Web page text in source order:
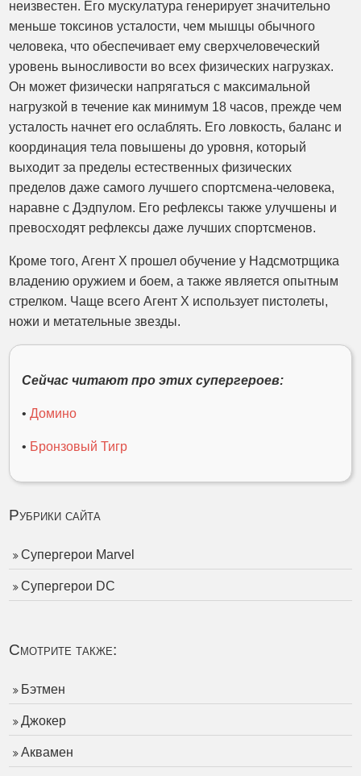
неизвестен. Его мускулатура генерирует значительно
меньше токсинов усталости, чем мышцы обычного
человека, что обеспечивает ему сверхчеловеческий
уровень выносливости во всех физических нагрузках.
Он может физически напрягаться с максимальной
нагрузкой в ​​течение как минимум 18 часов, прежде чем
усталость начнет его ослаблять. Его ловкость, баланс и
координация тела повышены до уровня, который
выходит за пределы естественных физических
пределов даже самого лучшего спортсмена-человека,
наравне с Дэдпулом. Его рефлексы также улучшены и
превосходят рефлексы даже лучших спортсменов.
Кроме того, Агент X прошел обучение у Надсмотрщика
владению оружием и боем, а также является опытным
стрелком. Чаще всего Агент X использует пистолеты,
ножи и метательные звезды.
Сейчас читают про этих супергероев:
•Домино
• Бронзовый Тигр
Рубрики сайта
Супергерои Marvel
Супергерои DC
Смотрите также:
Бэтмен
Джокер
Аквамен